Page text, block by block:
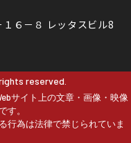
６－８ レッタスビル8
reserved.
サイト上の文章・画像・映像
す。
行為は法律で禁じられていま